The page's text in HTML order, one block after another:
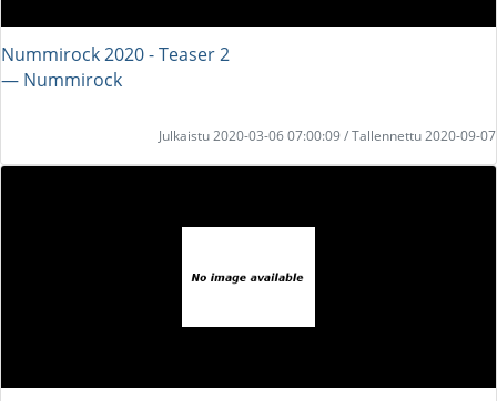
Nummirock 2020 - Teaser 2
― Nummirock
Julkaistu 2020-03-06 07:00:09 / Tallennettu 2020-09-07